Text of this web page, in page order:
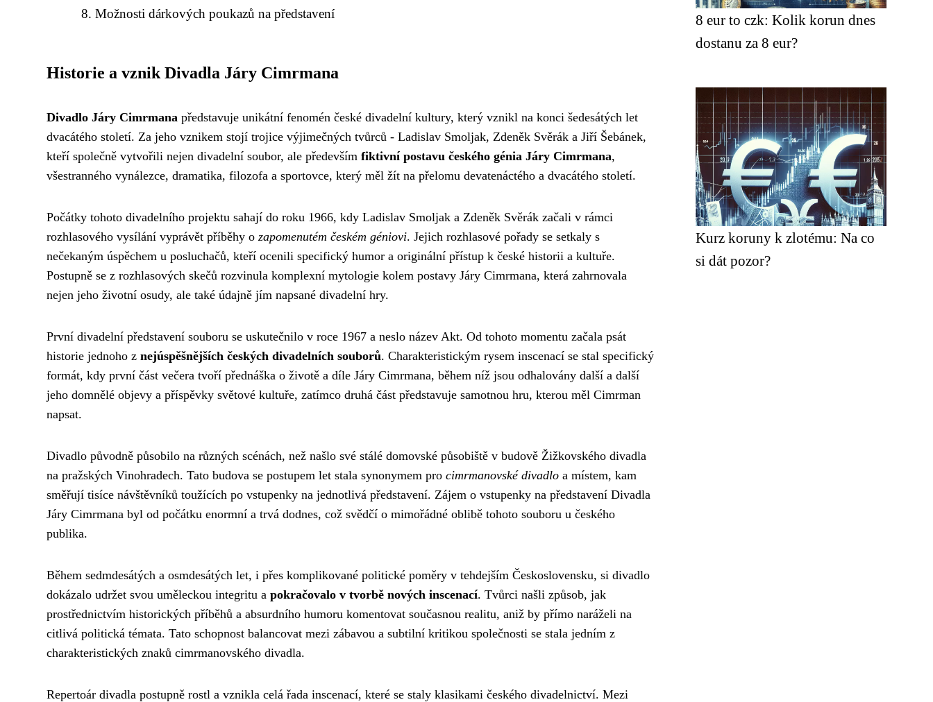
Možnosti dárkových poukazů na představení
Historie a vznik Divadla Járy Cimrmana
Divadlo Járy Cimrmana představuje unikátní fenomén české divadelní kultury, který vznikl na konci šedesátých let
dvacátého století. Za jeho vznikem stojí trojice výjimečných tvůrců - Ladislav Smoljak, Zdeněk Svěrák a Jiří Šebánek,
kteří společně vytvořili nejen divadelní soubor, ale především fiktivní postavu českého génia Járy Cimrmana,
všestranného vynálezce, dramatika, filozofa a sportovce, který měl žít na přelomu devatenáctého a dvacátého století.
Počátky tohoto divadelního projektu sahají do roku 1966, kdy Ladislav Smoljak a Zdeněk Svěrák začali v rámci
rozhlasového vysílání vyprávět příběhy o zapomenutém českém géniovi. Jejich rozhlasové pořady se setkaly s
nečekaným úspěchem u posluchačů, kteří ocenili specifický humor a originální přístup k české historii a kultuře.
Postupně se z rozhlasových skečů rozvinula komplexní mytologie kolem postavy Járy Cimrmana, která zahrnovala
nejen jeho životní osudy, ale také údajně jím napsané divadelní hry.
První divadelní představení souboru se uskutečnilo v roce 1967 a neslo název Akt. Od tohoto momentu začala psát
historie jednoho z nejúspěšnějších českých divadelních souborů. Charakteristickým rysem inscenací se stal specifický
formát, kdy první část večera tvoří přednáška o životě a díle Járy Cimrmana, během níž jsou odhalovány další a další
jeho domnělé objevy a příspěvky světové kultuře, zatímco druhá část představuje samotnou hru, kterou měl Cimrman
napsat.
Divadlo původně působilo na různých scénách, než našlo své stálé domovské působiště v budově Žižkovského divadla
na pražských Vinohradech. Tato budova se postupem let stala synonymem pro cimrmanovské divadlo a místem, kam
směřují tisíce návštěvníků toužících po vstupenky na jednotlivá představení. Zájem o vstupenky na představení Divadla
Járy Cimrmana byl od počátku enormní a trvá dodnes, což svědčí o mimořádné oblibě tohoto souboru u českého
publika.
Během sedmdesátých a osmdesátých let, i přes komplikované politické poměry v tehdejším Československu, si divadlo
dokázalo udržet svou uměleckou integritu a pokračovalo v tvorbě nových inscenací. Tvůrci našli způsob, jak
prostřednictvím historických příběhů a absurdního humoru komentovat současnou realitu, aniž by přímo naráželi na
citlivá politická témata. Tato schopnost balancovat mezi zábavou a subtilní kritikou společnosti se stala jedním z
charakteristických znaků cimrmanovského divadla.
Repertoár divadla postupně rostl a vznikla celá řada inscenací, které se staly klasikami českého divadelnictví. Mezi
8 eur to czk: Kolik korun dnes
dostanu za 8 eur?
Kurz koruny k zlotému: Na co
si dát pozor?